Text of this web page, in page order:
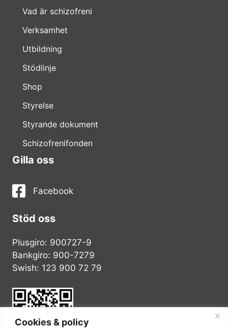
Cookies & policy
Vad är schizofreni
Verksamhet
Utbildning
Stödlinje
Shop
Styrelse
Styrande dokument
Schizofrenifonden
Gilla oss
Facebook
Stöd oss
Plusgiro: 900727-9
Bankgiro: 900-7279
Swish: 123 900 72 79